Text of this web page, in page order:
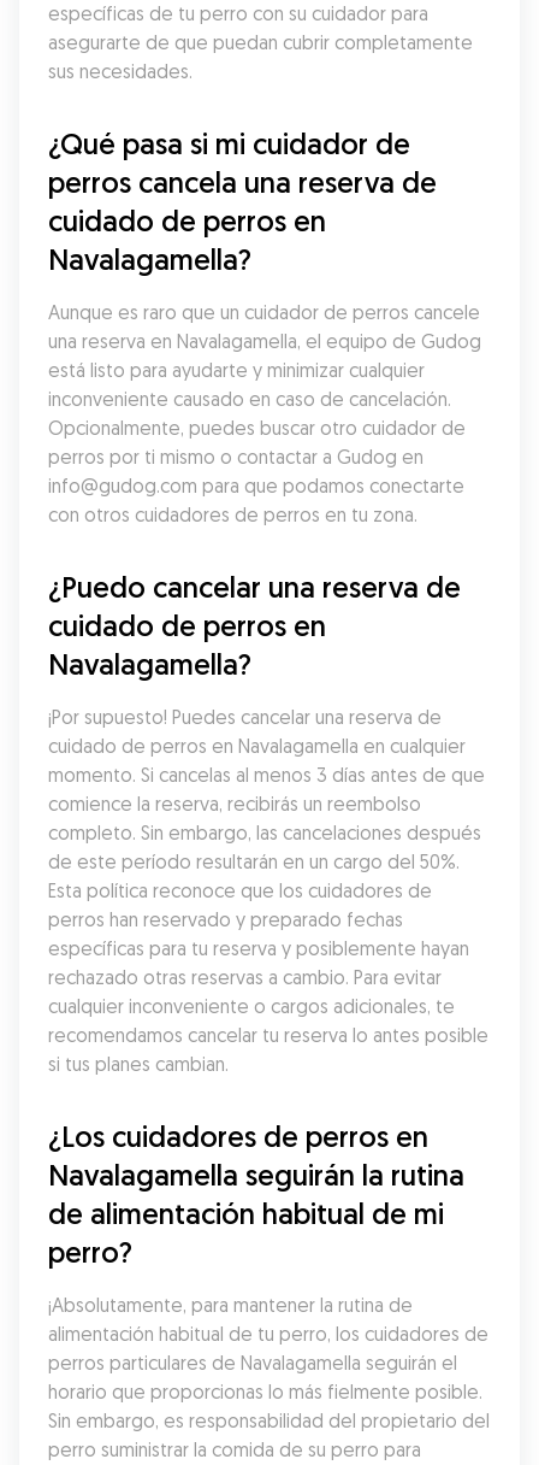
específicas de tu perro con su cuidador para
asegurarte de que puedan cubrir completamente
sus necesidades.
¿Qué pasa si mi cuidador de
perros cancela una reserva de
cuidado de perros en
Navalagamella?
Aunque es raro que un cuidador de perros cancele
una reserva en Navalagamella, el equipo de Gudog
está listo para ayudarte y minimizar cualquier
inconveniente causado en caso de cancelación.
Opcionalmente, puedes buscar otro cuidador de
perros por ti mismo o contactar a Gudog en
info@gudog.com para que podamos conectarte
con otros cuidadores de perros en tu zona.
¿Puedo cancelar una reserva de
cuidado de perros en
Navalagamella?
¡Por supuesto! Puedes cancelar una reserva de
cuidado de perros en Navalagamella en cualquier
momento. Si cancelas al menos 3 días antes de que
comience la reserva, recibirás un reembolso
completo. Sin embargo, las cancelaciones después
de este período resultarán en un cargo del 50%.
Esta política reconoce que los cuidadores de
perros han reservado y preparado fechas
específicas para tu reserva y posiblemente hayan
rechazado otras reservas a cambio. Para evitar
cualquier inconveniente o cargos adicionales, te
recomendamos cancelar tu reserva lo antes posible
si tus planes cambian.
¿Los cuidadores de perros en
Navalagamella seguirán la rutina
de alimentación habitual de mi
perro?
¡Absolutamente, para mantener la rutina de
alimentación habitual de tu perro, los cuidadores de
perros particulares de Navalagamella seguirán el
horario que proporcionas lo más fielmente posible.
Sin embargo, es responsabilidad del propietario del
perro suministrar la comida de su perro para